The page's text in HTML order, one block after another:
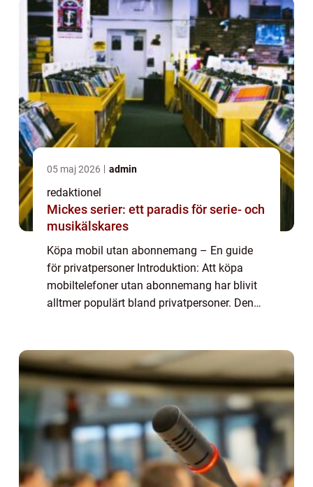
05 maj 2026 admin
redaktionel
Mickes serier: ett paradis för serie- och
musikälskares
Köpa mobil utan abonnemang – En guide
för privatpersoner Introduktion: Att köpa
mobiltelefoner utan abonnemang har blivit
alltmer populärt bland privatpersoner. Denna